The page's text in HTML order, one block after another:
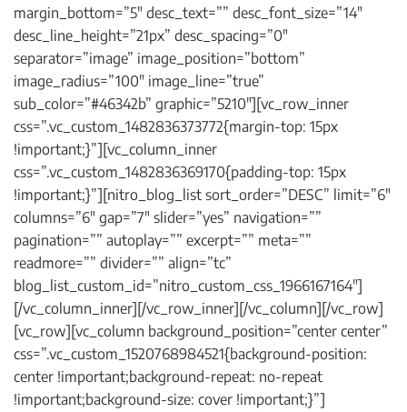
margin_bottom=”5″ desc_text=”” desc_font_size=”14″
desc_line_height=”21px” desc_spacing=”0″
separator=”image” image_position=”bottom”
image_radius=”100″ image_line=”true”
sub_color=”#46342b” graphic=”5210″][vc_row_inner
css=”.vc_custom_1482836373772{margin-top: 15px
!important;}”][vc_column_inner
css=”.vc_custom_1482836369170{padding-top: 15px
!important;}”][nitro_blog_list sort_order=”DESC” limit=”6″
columns=”6″ gap=”7″ slider=”yes” navigation=””
pagination=”” autoplay=”” excerpt=”” meta=””
readmore=”” divider=”” align=”tc”
blog_list_custom_id=”nitro_custom_css_1966167164″]
[/vc_column_inner][/vc_row_inner][/vc_column][/vc_row]
[vc_row][vc_column background_position=”center center”
css=”.vc_custom_1520768984521{background-position:
center !important;background-repeat: no-repeat
!important;background-size: cover !important;}”]